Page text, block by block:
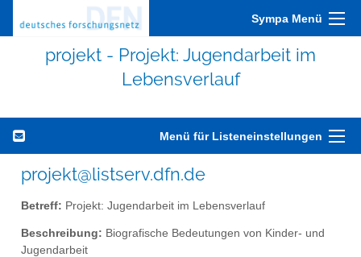
Sympa Menü
projekt - Projekt: Jugendarbeit im
Lebensverlauf
Menü für Listeneinstellungen
projekt@listserv.dfn.de
Betreff: Projekt: Jugendarbeit im Lebensverlauf
Beschreibung: Biografische Bedeutungen von Kinder- und
Jugendarbeit